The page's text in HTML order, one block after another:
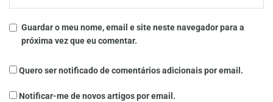
Guardar o meu nome, email e site neste navegador para a
próxima vez que eu comentar.
Quero ser notificado de comentários adicionais por email.
Notificar-me de novos artigos por email.